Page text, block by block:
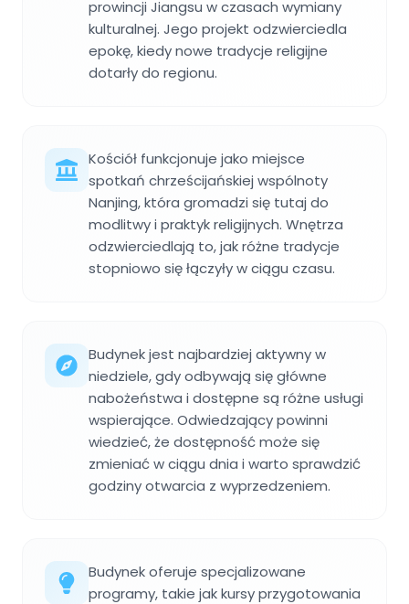
prowincji Jiangsu w czasach wymiany
kulturalnej. Jego projekt odzwierciedla
epokę, kiedy nowe tradycje religijne
dotarły do regionu.
Kościół funkcjonuje jako miejsce
spotkań chrześcijańskiej wspólnoty
Nanjing, która gromadzi się tutaj do
modlitwy i praktyk religijnych. Wnętrza
odzwierciedlają to, jak różne tradycje
stopniowo się łączyły w ciągu czasu.
Budynek jest najbardziej aktywny w
niedziele, gdy odbywają się główne
nabożeństwa i dostępne są różne usługi
wspierające. Odwiedzający powinni
wiedzieć, że dostępność może się
zmieniać w ciągu dnia i warto sprawdzić
godziny otwarcia z wyprzedzeniem.
Budynek oferuje specjalizowane
programy, takie jak kursy przygotowania